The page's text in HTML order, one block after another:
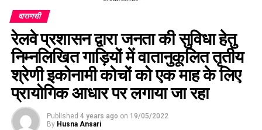
वाराणसी
रेलवे प्रशासन द्वारा जनता की सुविधा हेतु
निम्नलिखित गाड़ियों में वातानुकूलित तृतीय
श्रेणी इकोनामी कोचों को एक माह के लिए
प्रायोगिक आधार पर लगाया जा रहा
Published 4 years ago on 19/05/2022
By Husna Ansari